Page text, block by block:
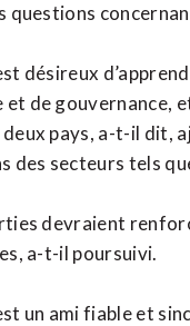
questions
désireux
et de gouvernance,
pays, a-t-il dit,
des secteurs tels
devraient
a-t-il poursuivi.
un ami fiable et